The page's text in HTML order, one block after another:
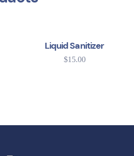
Liquid Sanitizer
$15.00